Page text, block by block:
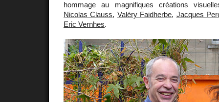
hommage au magnifiques créations
Nicolas Clauss, Valéry Faidherbe, Jacques
Eric Vernhes.